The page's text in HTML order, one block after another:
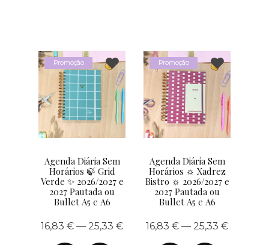
Promoção
Agenda Diária Sem
Horários 🍃 Grid
Verde ✨ 2026/2027 e
2027 Pautada ou
Bullet A5 e A6
16,83 € — 25,33 €
Promoção
Agenda Diária Sem
Horários ☼ Xadrez
Bistro ☼ 2026/2027 e
2027 Pautada ou
Bullet A5 e A6
16,83 € — 25,33 €